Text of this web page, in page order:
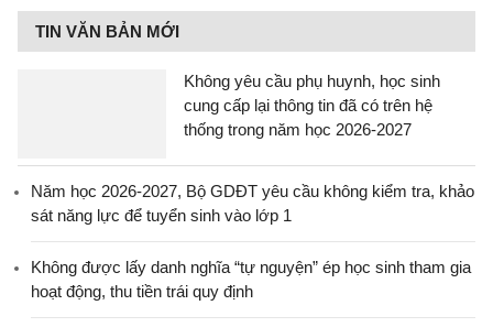
TIN VĂN BẢN MỚI
Không yêu cầu phụ huynh, học sinh
cung cấp lại thông tin đã có trên hệ
thống trong năm học 2026-2027
Năm học 2026-2027, Bộ GDĐT yêu cầu không kiểm tra, khảo
sát năng lực để tuyển sinh vào lớp 1
Không được lấy danh nghĩa “tự nguyện” ép học sinh tham gia
hoạt động, thu tiền trái quy định